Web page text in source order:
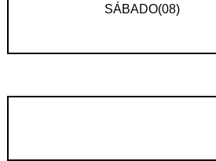
SÁBADO(08)